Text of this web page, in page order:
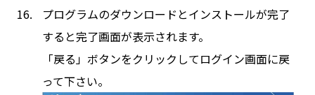
プログラムのダウンロードとインストールが完了
すると完了画面が表示されます。
「戻る」ボタンをクリックしてログイン画面に戻
って下さい。